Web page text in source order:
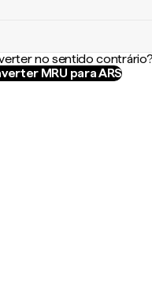
no sentido contrário?
MRU para ARS